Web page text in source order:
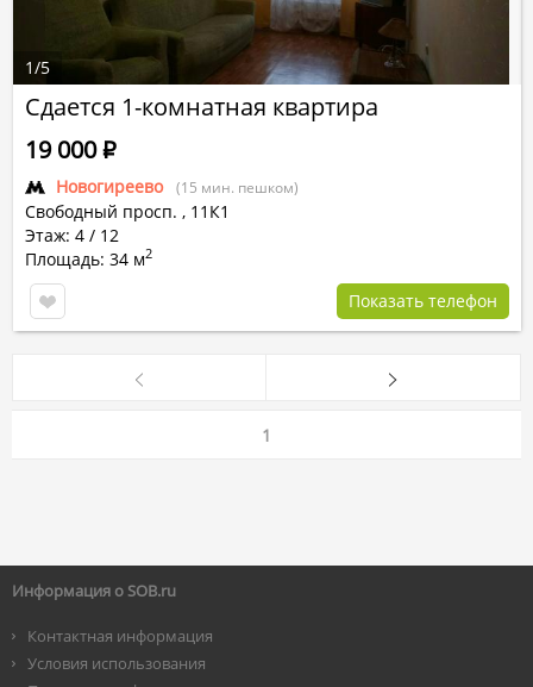
Сдается 1-комнатная квартира
Новогиреево (15 мин. пешком)
Свободный просп. , 11К1
Этаж: 4 / 12
Площадь: 34 м2
19 000Р
Показать телефон
1/5
1
Информация о SOB.ru
Контактная информация
Условия использования